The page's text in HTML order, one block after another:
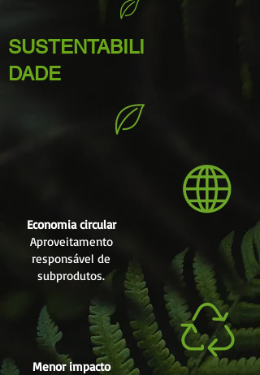
SUSTENTABILI
DADE
Economia circular
Aproveitamento
responsável de
subprodutos.
Menor impacto